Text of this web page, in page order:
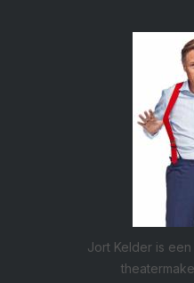
Jort Kelder is een